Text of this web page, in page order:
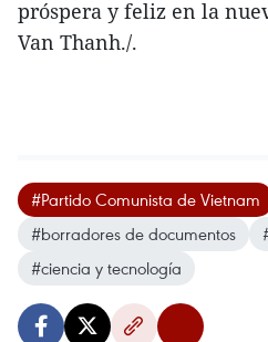
próspera y feliz en la
Van Thanh./.
#Partido Comunista de Vietnam
#borradores de documentos
#ciencia y tecnología